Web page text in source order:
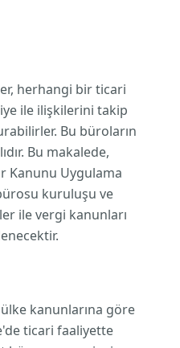
herhangi bir ticari
ile ilişkilerini takip
Bu büroların
Bu makalede,
Kanunu Uygulama
kuruluşu ve
ile vergi kanunları
ülke kanunlarına göre
ticari faaliyette